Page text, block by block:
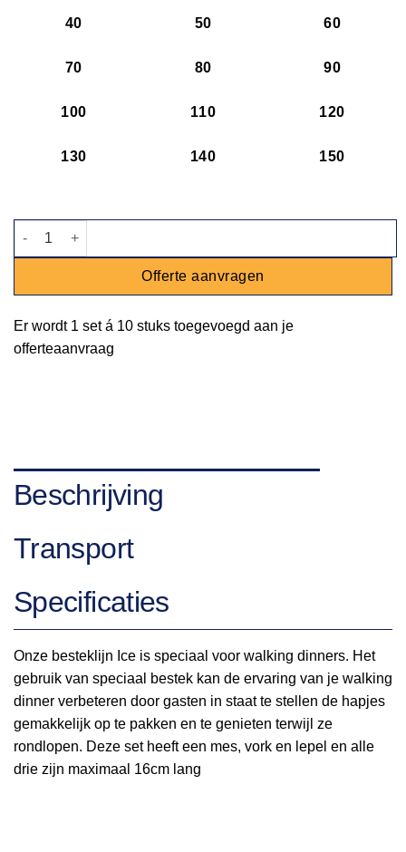
40 50 60
70 80 90
100 110 120
130 140 150
Vork Ice zwart aantal
Offerte aanvragen
Er wordt 1 setá 10 stuks toegevoegd aan je
offerteaanvraag
Beschrijving
Transport
Specificaties
Onze besteklijn Ice is speciaal voor walking dinners. Het
gebruik van speciaal bestek kan de ervaring van je walking
dinner verbeteren door gasten in staat te stellen de hapjes
gemakkelijk op te pakken en te genieten terwijl ze
rondlopen. Deze set heeft een mes, vork en lepel en alle
drie zijn maximaal 16cm lang